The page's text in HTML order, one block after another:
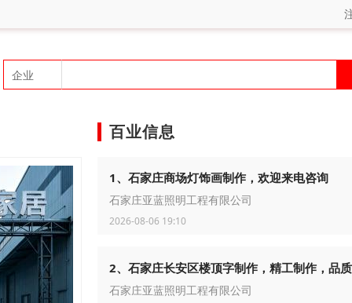
百业信息
1、石家庄商场灯饰画制作，欢迎来电咨询
石家庄亚蓝照明工程有限公司
2026-08-06 19:10
2、石家庄长安区楼顶字制作，精工制作，品
石家庄亚蓝照明工程有限公司